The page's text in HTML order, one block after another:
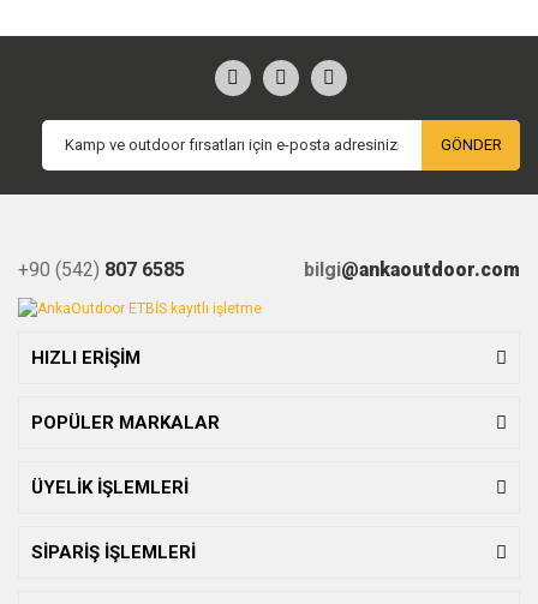
GÖNDER
+90 (542) 807 6585 bilgi@ankaoutdoor.com
HIZLI ERİŞİM
POPÜLER MARKALAR
ÜYELİK İŞLEMLERİ
SİPARİŞ İŞLEMLERİ